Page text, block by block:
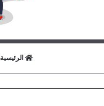
الرئيسية